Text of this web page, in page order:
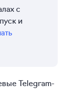
с
и
Telegram-